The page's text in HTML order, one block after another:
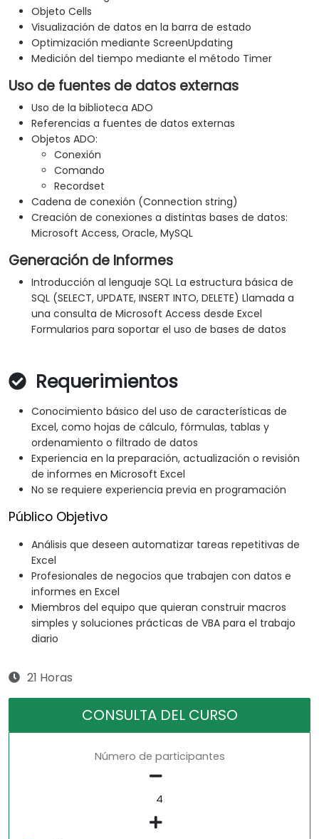
Objeto Cells
Visualización de datos en la barra de estado
Optimización mediante ScreenUpdating
Medición del tiempo mediante el método Timer
Uso de fuentes de datos externas
Uso de la biblioteca ADO
Referencias a fuentes de datos externas
Objetos ADO:
Conexión
Comando
Recordset
Cadena de conexión (Connection string)
Creación de conexiones a distintas bases de datos:
Microsoft Access, Oracle, MySQL
Generación de Informes
Introducción al lenguaje SQL La estructura básica de
SQL (SELECT, UPDATE, INSERT INTO, DELETE) Llamada a
una consulta de Microsoft Access desde Excel
Formularios para soportar el uso de bases de datos
Requerimientos
Conocimiento básico del uso de características de
Excel, como hojas de cálculo, fórmulas, tablas y
ordenamiento o filtrado de datos
Experiencia en la preparación, actualización o revisión
de informes en Microsoft Excel
No se requiere experiencia previa en programación
Público Objetivo
Análisis que deseen automatizar tareas repetitivas de
Excel
Profesionales de negocios que trabajen con datos e
informes en Excel
Miembros del equipo que quieran construir macros
simples y soluciones prácticas de VBA para el trabajo
diario
21 Horas
CONSULTA DEL CURSO
Número de participantes